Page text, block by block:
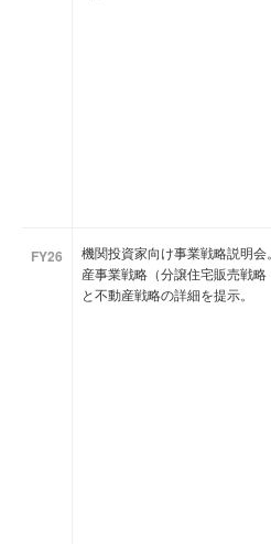
FY26
機関投資家向け事業戦略説明
産事業戦略（分譲住宅販売戦
と不動産戦略の詳細を提示。